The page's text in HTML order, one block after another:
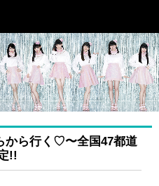
から行く♡〜全国47都道
!!